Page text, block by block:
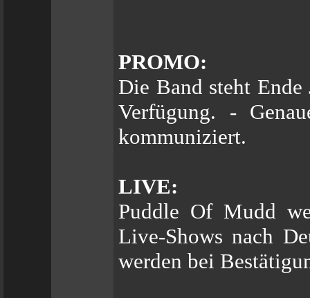
PROMO:
Die Band steht
Verfügung. -
kommuniziert.
LIVE:
Puddle Of Mudd
Live-Shows nach
werden bei